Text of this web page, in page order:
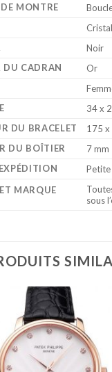
MONTRE
Noir
DU CADRAN
Or
34 x
DU BRACELET
175 x
DU BOÎTIER
7 mm
Petite
MARQUE
sous